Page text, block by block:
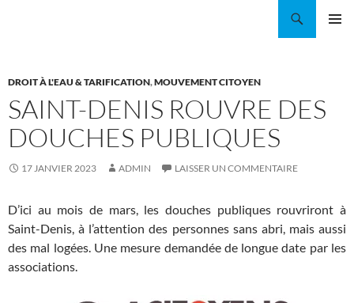
DROIT À L'EAU & TARIFICATION,MOUVEMENT CITOYEN
SAINT-DENIS ROUVRE DES
DOUCHES PUBLIQUES
17 JANVIER 2023 ADMIN LAISSER UN COMMENTAIRE
D’ici au mois de mars, les douches publiques rouvriront à
Saint-Denis, à l’attention des personnes sans abri, mais aussi
des mal logées. Une mesure demandée de longue date par les
associations.